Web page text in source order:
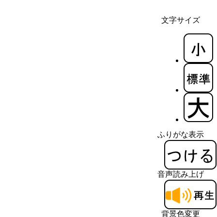
文字サイズ
ふりがな表示
音声読み上げ
背景色変更